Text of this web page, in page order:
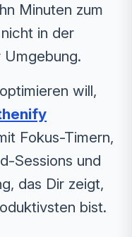
Minuten zum
in der
Umgebung.
optimieren will,
Fokus-Timern,
Sessions und
das Dir zeigt,
bist.